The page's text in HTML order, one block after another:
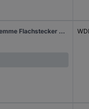
Weidmüller 1021700000 Doppelstockklemme Flachstecker Dunkelbeige 100 St.